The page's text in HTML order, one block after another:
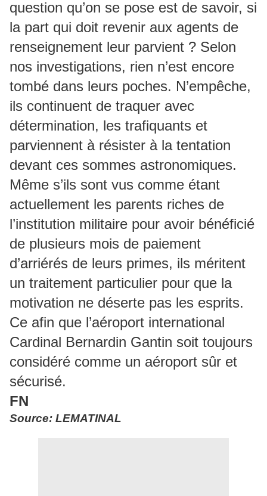
question qu’on se pose est de savoir, si
la part qui doit revenir aux agents de
renseignement leur parvient ? Selon
nos investigations, rien n’est encore
tombé dans leurs poches. N’empêche,
ils continuent de traquer avec
détermination, les trafiquants et
parviennent à résister à la tentation
devant ces sommes astronomiques.
Même s’ils sont vus comme étant
actuellement les parents riches de
l’institution militaire pour avoir bénéficié
de plusieurs mois de paiement
d’arriérés de leurs primes, ils méritent
un traitement particulier pour que la
motivation ne déserte pas les esprits.
Ce afin que l’aéroport international
Cardinal Bernardin Gantin soit toujours
considéré comme un aéroport sûr et
sécurisé.
FN
Source: LEMATINAL